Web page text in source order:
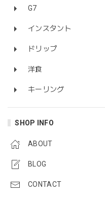
G7
インスタント
ドリップ
洋食
キーリング
SHOP INFO
ABOUT
BLOG
CONTACT